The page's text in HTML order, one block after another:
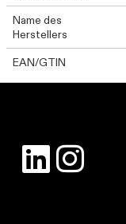
Name des
Herstellers
EAN/GTIN